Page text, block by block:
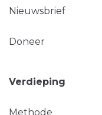
Nieuwsbrief
Doneer
Verdieping
Methode